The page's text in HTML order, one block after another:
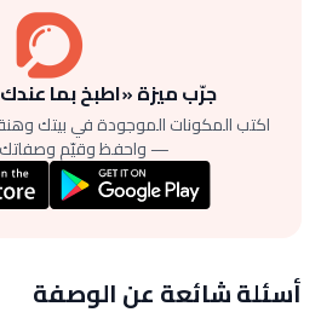
جرّب ميزة «اطبخ بما
اكتب المكونات الموجودة في بيتك
— واحفظ وقيّم
أسئلة شائعة عن الوصفة